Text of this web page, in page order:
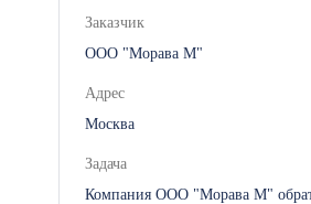
Заказчик
ООО "Морава М"
Адрес
Москва
Задача
Компания ООО "Морава М"